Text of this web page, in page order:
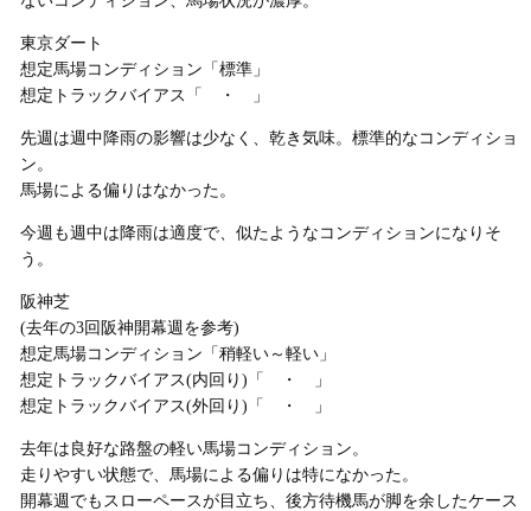
東京ダート
想定馬場コンディション「標準」
想定トラックバイアス「 ・ 」
先週は週中降雨の影響は少なく、乾き気味。標準的なコンディショ
ン。
馬場による偏りはなかった。
今週も週中は降雨は適度で、似たようなコンディションになりそ
う。
阪神芝
(去年の3回阪神開幕週を参考)
想定馬場コンディション「稍軽い～軽い」
想定トラックバイアス(内回り)「 ・ 」
想定トラックバイアス(外回り)「 ・ 」
去年は良好な路盤の軽い馬場コンディション。
走りやすい状態で、馬場による偏りは特になかった。
開幕週でもスローペースが目立ち、後方待機馬が脚を余したケース